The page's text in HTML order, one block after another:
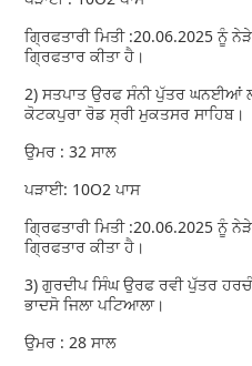
ਗ੍ਰਿਫਤਾਰੀ ਮਿਤੀ :20.06.2025 ਨੂੰ
ਗ੍ਰਿਫਤਾਰ ਕੀਤਾ ਹੈ।
2) ਸਤਪਾਤ ਉਰਫ ਸੰਨੀ ਪੁੱਤਰ ਘਨਈਆਂ
ਕੋਟਕਪੁਰਾ ਰੋਡ ਸ੍ਰੀ ਮੁਕਤਸਰ ਸਾਹਿਬ।
ਉਮਰ : 32 ਸਾਲ
ਪੜਾਈ: 10O2 ਪਾਸ
ਗ੍ਰਿਫਤਾਰੀ ਮਿਤੀ :20.06.2025 ਨੂੰ
ਗ੍ਰਿਫਤਾਰ ਕੀਤਾ ਹੈ।
3) ਗੁਰਦੀਪ ਸਿੰਘ ਉਰਫ ਰਵੀ ਪੁੱਤਰ
ਭਾਦਸੋ ਜਿਲਾ ਪਟਿਆਲਾ।
ਉਮਰ : 28 ਸਾਲ